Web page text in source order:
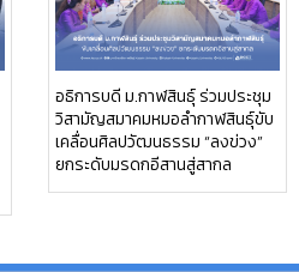
อธิการบดี ม.กาฬสินธุ์ ร่วมประชุม
วิสามัญสมาคมหมอลำกาฬสินธุ์ขับ
เคลื่อนศิลปวัฒนธรรม “ลงข่วง”
ยกระดับมรดกอีสานสู่สากล